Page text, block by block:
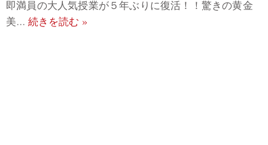
即満員の大人気授業が５年ぶりに復活！！驚きの黄金
美… 続きを読む »